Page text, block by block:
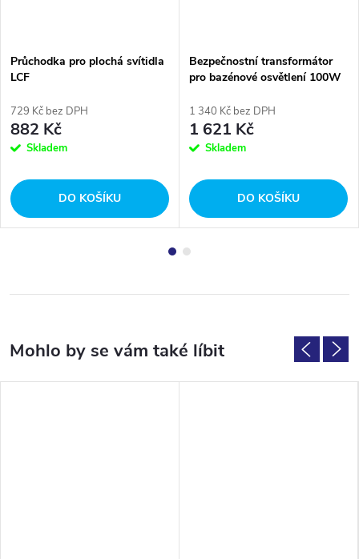
Průchodka pro plochá svítidla
LCF
729 Kč bez DPH
882 Kč
Skladem
DO KOŠÍKU
Bezpečnostní transformátor
pro bazénové osvětlení 100W
1 340 Kč bez DPH
1 621 Kč
Skladem
DO KOŠÍKU